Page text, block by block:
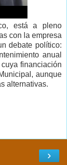
está a pleno
con la empresa
debate político:
anual
financiación
aunque
alternativas.
›